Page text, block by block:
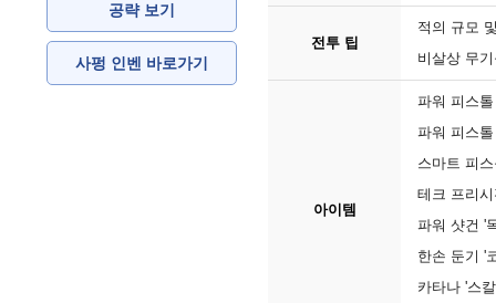
공략 보기
사펑 인벤 바로가기
전투 팁
적의 규모
비살상 무
아이템
파워 피스
파워 피스
스마트 피
테크 프리
파워 샷건 '
한손 둔기 '
카타나 '스